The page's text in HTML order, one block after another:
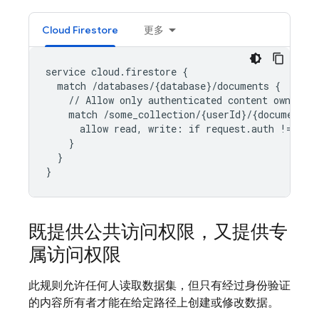
Cloud Firestore 更多
service cloud.firestore {
  match /databases/{database}/documents {
// Allow only authenticated content owners
match /some_collection/{userId}/{document}
allow read, write: if request.auth !=
    }
  }
既提供公共访问权限，又提供专
属访问权限
此规则允许任何人读取数据集，但只有经过身份验证
的内容所有者才能在给定路径上创建或修改数据。